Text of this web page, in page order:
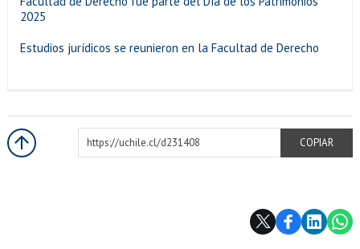
2025
Estudios jurídicos se reunieron en la Facultad de Derecho
https://uchile.cl/d231408
COPIAR